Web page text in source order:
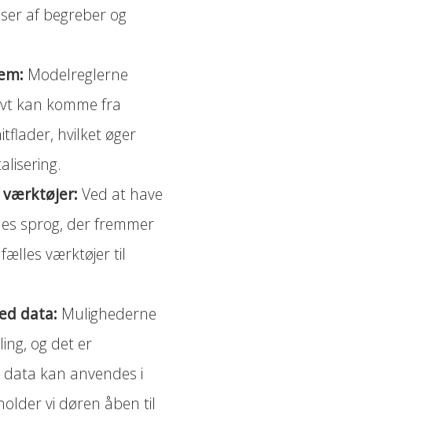
af begreber og
Modelreglerne
kan komme fra
hvilket øger
værktøjer: Ved at have
sprog, der fremmer
fælles værktøjer til
data: Mulighederne
og det er
kan anvendes i
vi døren åben til